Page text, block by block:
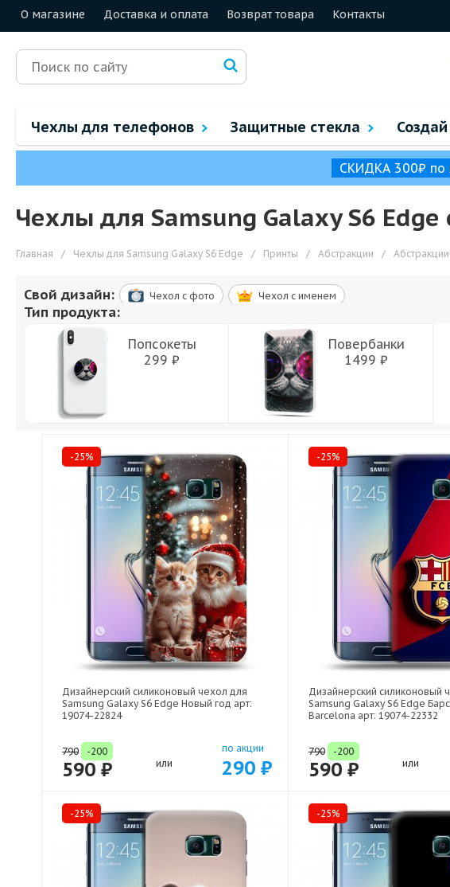
О магазине Доставка и оплата Возврат товара Контакты
Чехлы для телефонов Защитные стекла
СКИДКА 300₽ по
Чехлы для Samsung Galaxy S6
Главная / Чехлы для Samsung Galaxy S6 Edge / Принты / Абстракции /
Свой дизайн: Чехол c фото Чехол c именем
Тип продукта:
Попсокеты
299 ₽
Повербанки
1499 ₽
-25%
Дизайнерский силиконовый чехол для
Samsung Galaxy S6 Edge Новый год арт:
19074-22824
790 -200
590 ₽ или
по акции
290 ₽
-25%
Дизайнерский силиконовый
Samsung Galaxy S6 Edge
Barcelona арт: 19074-22332
790 -200
590 ₽ или
-25% -25%